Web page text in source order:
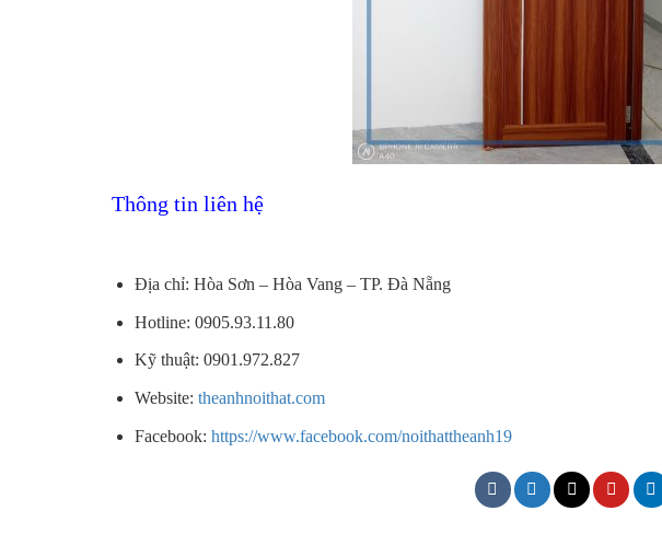
Thông tin liên hệ
Địa chỉ: Hòa Sơn – Hòa Vang – TP. Đà Nẵng
Hotline: 0905.93.11.80
Kỹ thuật: 0901.972.827
Website: theanhnoithat.com
Facebook: https://www.facebook.com/noithattheanh19